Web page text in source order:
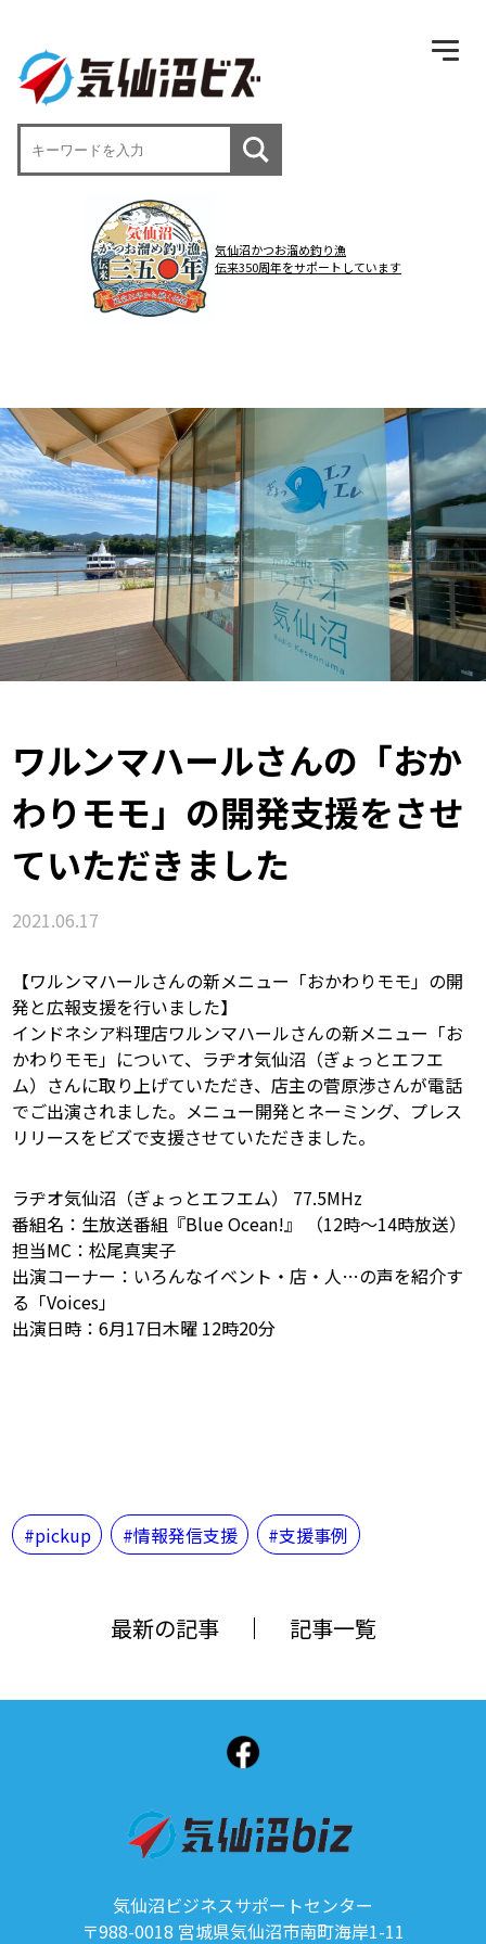
気仙沼かつお溜め釣り漁
伝来350周年をサポートしています
ワルンマハールさんの「おか
わりモモ」の開発支援をさせ
ていただきました
2021.06.17
【ワルンマハールさんの新メニュー「おかわりモモ」の開
発と広報支援を行いました】
インドネシア料理店ワルンマハールさんの新メニュー「お
かわりモモ」について、ラヂオ気仙沼（ぎょっとエフエ
ム）さんに取り上げていただき、店主の菅原渉さんが電話
でご出演されました。メニュー開発とネーミング、プレス
リリースをビズで支援させていただきました。
ラヂオ気仙沼（ぎょっとエフエム） 77.5MHz
番組名：生放送番組『Blue Ocean!』 （12時～14時放送）
担当MC：松尾真実子
出演コーナー：いろんなイベント・店・人…の声を紹介す
る「Voices」
出演日時：6月17日木曜 12時20分
pickup 情報発信支援 支援事例
最新の記事 記事一覧
気仙沼ビジネスサポートセンター
〒988-0018 宮城県気仙沼市南町海岸1-11